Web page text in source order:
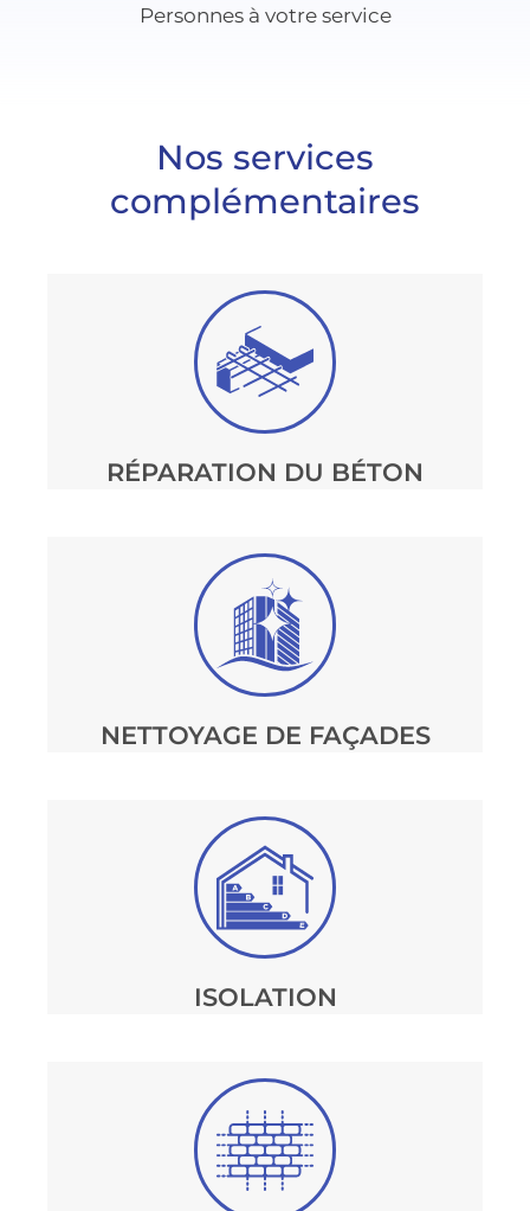
Personnes à votre service
Nos services
complémentaires
RÉPARATION DU BÉTON
NETTOYAGE DE FAÇADES
ISOLATION